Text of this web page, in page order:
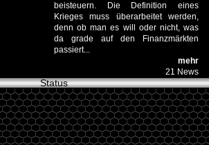
beisteuern. Die Definition eines
Krieges muss überarbeitet werden,
denn ob man es will oder nicht, was
da grade auf den Finanzmärkten
passiert...
mehr
21 News
Status